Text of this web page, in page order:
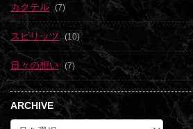
カクテル (7)
スピリッツ (10)
日々の想い (7)
ARCHIVE